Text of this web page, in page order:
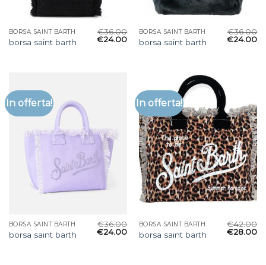
BORSA SAINT BARTH
borsa saint barth
€36.00
€24.00
BORSA SAINT BARTH
borsa saint barth
€36.00
€24.00
In offerta!
BORSA SAINT BARTH
borsa saint barth
€36.00
€24.00
In offerta!
BORSA SAINT BARTH
borsa saint barth
€42.00
€28.00